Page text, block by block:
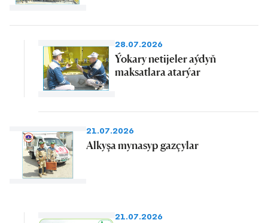
28.07.2026
Ýokary netijeler aýdyň
maksatlara atarýar
21.07.2026
Alkyşa mynasyp gazçylar
21.07.2026